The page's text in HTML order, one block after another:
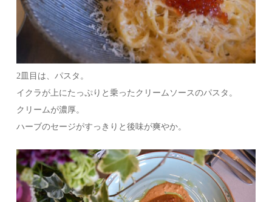
2皿目は、パスタ。
イクラが上にたっぷりと乗ったクリームソースのパスタ。
クリームが濃厚。
ハーブのセージがすっきりと後味が爽やか。